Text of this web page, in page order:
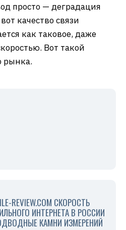
просто — деградация
качество связи
как таковое, даже
Вот такой
рынка.
REVIEW.COM СКОРОСТЬ
ИНТЕРНЕТА В РОССИИ
КАМНИ ИЗМЕРЕНИЙ